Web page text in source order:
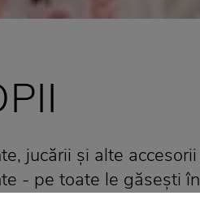
jucării și alte
- pe toate le găsești